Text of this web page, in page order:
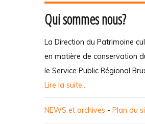
Qui sommes nous?
La Direction du Patrimoine
en matière de conservation
le Service Public Régional
Lire la suite...
NEWS et archives - Plan du